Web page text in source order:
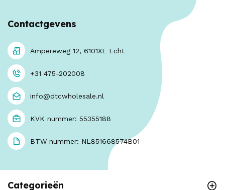
Contactgevens
Ampereweg 12, 6101XE Echt
+31 475-202008
info@dtcwholesale.nl
KVK nummer: 55355188
BTW nummer: NL851668574B01
Categorieën